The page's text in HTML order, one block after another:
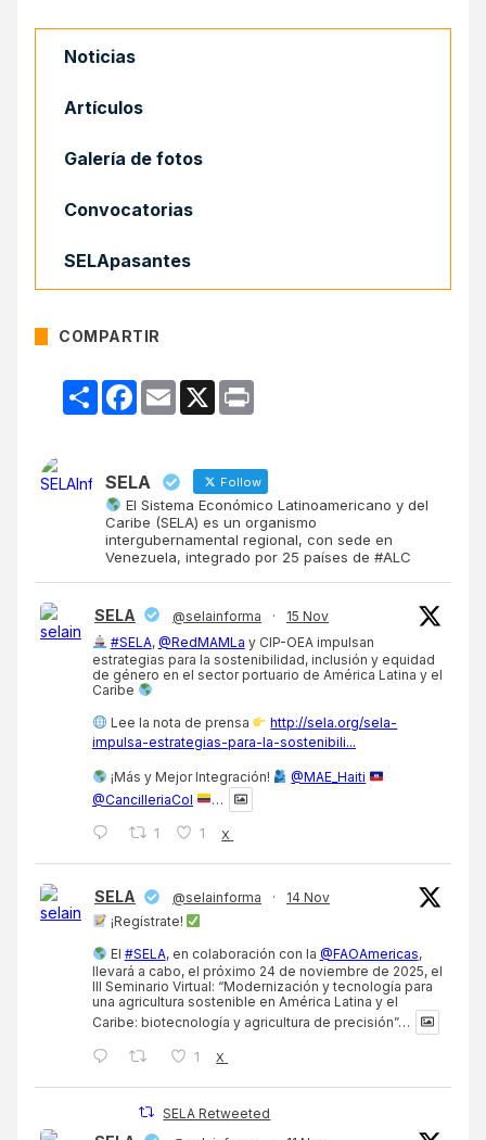
Noticias
Artículos
Galería de fotos
Convocatorias
SELApasantes
COMPARTIR
CompartirFacebook
Email X
SELA Follow
El Sistema Económico Latinoamericano y del
Caribe (SELA) es un organismo
intergubernamental regional, con sede en
Venezuela, integrado por 25 países de #ALC
SELA @selainforma ·
15 Nov
#SELA, @RedMAMLa y CIP-OEA impulsan
estrategias para la sostenibilidad, inclusión y equidad
de género en el sector portuario de América Latina y el
Caribe
Lee la nota de prensa
http://sela.org/sela-
impulsa-estrategias-para-la-sostenibili...
¡Más y Mejor Integración!
@MAE_Haiti
@CancilleriaCol
…
1 1 X
SELA @selainforma ·
14 Nov
¡Regístrate!
El #SELA, en colaboración con la @FAOAmericas,
llevará a cabo, el próximo 24 de noviembre de 2025, el
III Seminario Virtual: “Modernización y tecnología para
una agricultura sostenible en América Latina y el
Caribe: biotecnología y agricultura de precisión”…
1 X
SELA Retweeted